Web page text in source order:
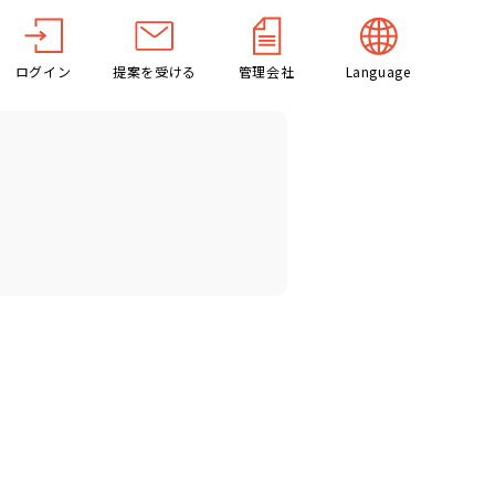
ログイン 提案を受ける 管理会社 Language